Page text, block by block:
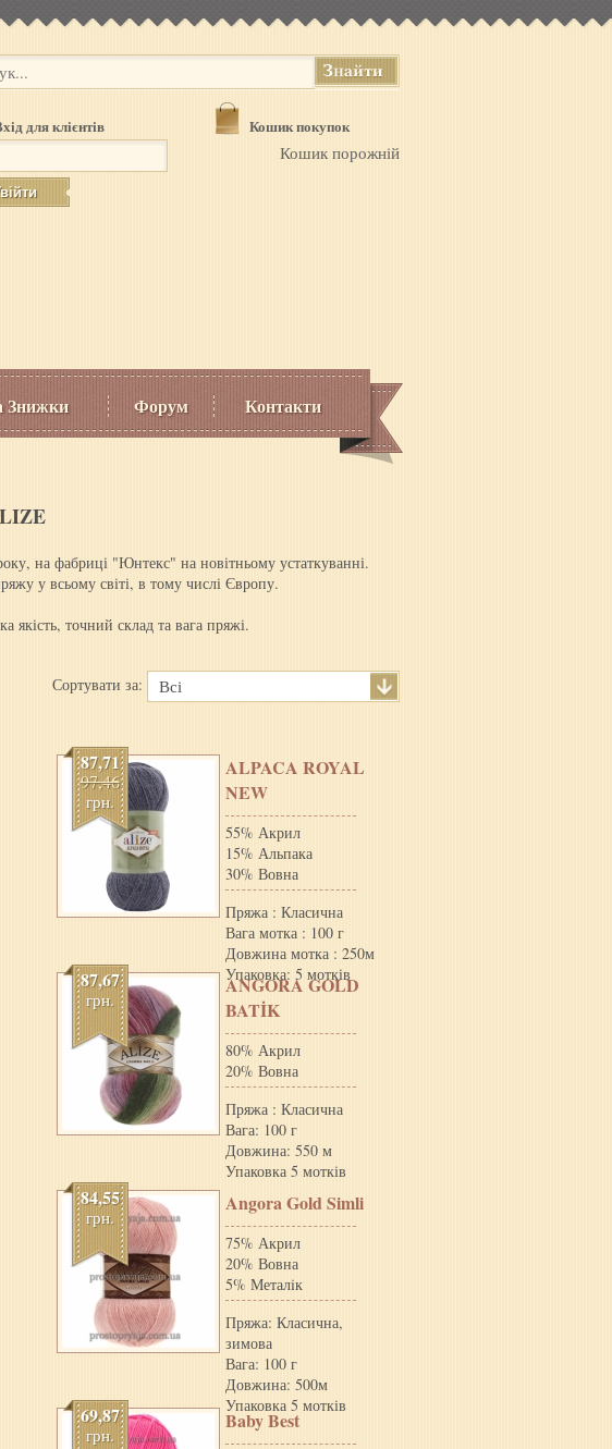
для клієнтів Кошик покупок
Кошик порожній
Знижки Форум Контакти
на фабриці "Юнтекс" на новітньому устаткуванні.
у всьому світі, в тому числі Європу.
точний склад та вага пряжі.
Сортувати за: Всі
87,71
97,46
грн.
ALPACA ROYAL
NEW
55% Акрил
15% Альпака
30% Вовна
Пряжа : Класична
Вага мотка : 100 г
Довжина мотка : 250м
Упаковка: 5 мотків
87,67
грн.
ANGORA GOLD
BATİK
80% Акрил
20% Вовна
Пряжа : Класична
Вага: 100 г
Довжина: 550 м
Упаковка 5 мотків
84,55
грн.
Angora Gold Simli
75% Акрил
20% Вовна
5% Металiк
Пряжа: Класична,
зимова
Вага: 100 г
Довжина: 500м
Упаковка 5 мотків
69,87
грн.
Baby Best